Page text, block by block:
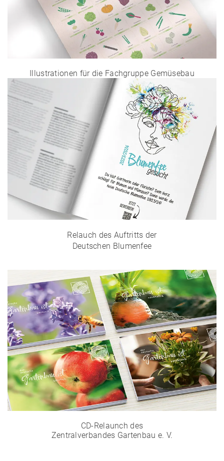
Illustrationen für die Fachgruppe Gemüsebau
Relauch des Auftritts der
Deutschen Blumenfee
CD-Relaunch des
Zentralverbandes Gartenbau e. V.